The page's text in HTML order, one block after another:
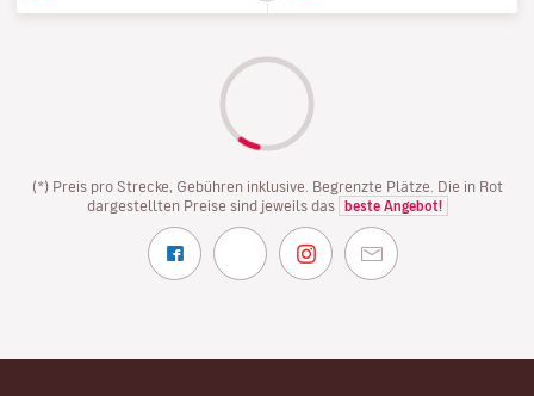
(*) Preis pro Strecke, Gebühren inklusive. Begrenzte Plätze. Die in Rot
dargestellten Preise sind jeweils das
beste Angebot!